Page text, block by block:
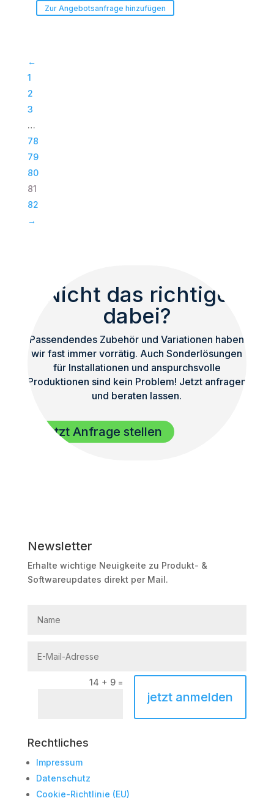
Mechaniken
Zwei-
Zur Angebotsanfrage hinzufügen
←
1
2
3
…
78
79
80
81
82
→
Nicht das richtige
dabei?
Passendendes Zubehör und Variationen haben
wir fast immer vorrätig. Auch Sonderlösungen
für Installationen und anspurchsvolle
Produktionen sind kein Problem! Jetzt anfragen
und beraten lassen.
Jetzt Anfrage stellen
Newsletter
Erhalte wichtige Neuigkeite zu Produkt- &
Softwareupdates direkt per Mail.
14 + 9 =
jetzt anmelden
Rechtliches
Impressum
Datenschutz
Cookie-Richtlinie (EU)